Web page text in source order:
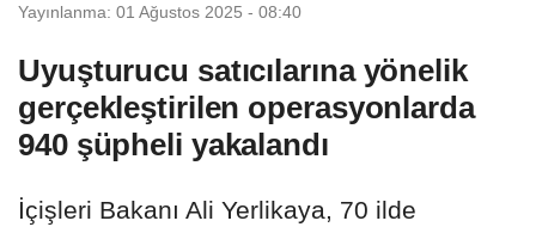
Yayınlanma: 01 Ağustos 2025 - 08:40
Uyuşturucu satıcılarına yönelik
gerçekleştirilen operasyonlarda
940 şüpheli yakalandı
İçişleri Bakanı Ali Yerlikaya, 70 ilde